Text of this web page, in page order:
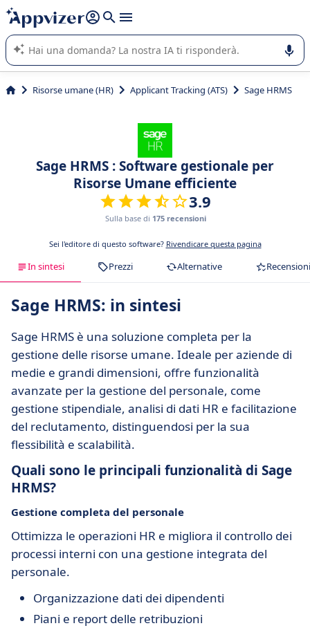
righe con
shift + enter
L'IA di Appvizer vi guida nell'utilizzo o nella scelta di un
software SaaS per la vostra azienda.
Risorse umane (HR) Applicant Tracking (ATS) Sage HRMS
Sage HRMS : Software gestionale per
Risorse Umane efficiente
3.9
Sulla base di 175 recensioni
Sei l'editore di questo software? Rivendicare questa pagina
In sintesi Prezzi Alternative Recensioni
Sage HRMS: in sintesi
Sage HRMS è una soluzione completa per la
gestione delle risorse umane. Ideale per aziende di
medie e grandi dimensioni, offre funzionalità
avanzate per la gestione del personale, come
gestione stipendiale, analisi di dati HR e facilitazione
del reclutamento, distinguendosi per la sua
flessibilità e scalabilità.
Quali sono le principali funzionalità di Sage
HRMS?
Gestione completa del personale
Ottimizza le operazioni HR e migliora il controllo dei
processi interni con una gestione integrata del
personale.
Organizzazione dati dei dipendenti
Piani e report delle retribuzioni